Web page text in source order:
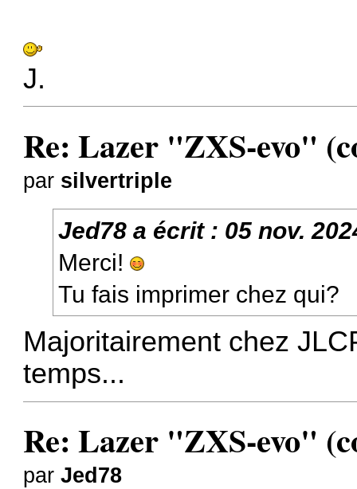
J.
Re: Lazer "ZXS-evo"
par silvertriple
Jed78 a écrit : 05 nov.
Merci!
Tu fais imprimer chez qui?
Majoritairement chez
temps...
Re: Lazer "ZXS-evo"
parJed78